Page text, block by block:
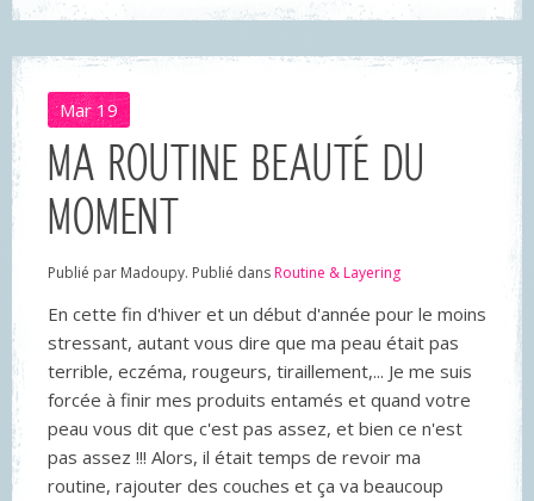
Mar 19
MA ROUTINE BEAUTÉ DU
MOMENT
Publié par Madoupy. Publié dansRoutine & Layering
En cette fin d'hiver et un début d'année pour le moins
stressant, autant vous dire que ma peau était pas
terrible, eczéma, rougeurs, tiraillement,... Je me suis
forcée à finir mes produits entamés et quand votre
peau vous dit que c'est pas assez, et bien ce n'est
pas assez !!! Alors, il était temps de revoir ma
routine, rajouter des couches et ça va beaucoup